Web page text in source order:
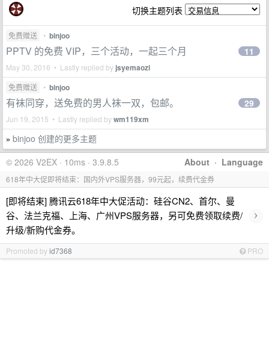
切换主题列表
免费赠送 • binjoo
PPTV 的免费 VIP，三个活动，一起三个月
May 30, 2016 • Lastly replied by jsyemaozi
11
免费赠送 • binjoo
有袜同穿，送免费的男人袜一双，包邮。
Jun 19, 2015 • Lastly replied bywm119xm
29
» binjoo 创建的更多主题
About · Language
© 2026 V2EX · 10ms · 3.9.8.5
618年中大促即将结束：国内外VPS服务器，99元起，续费代金券
[即将结束] 腾讯云618年中大促活动：硅谷CN2、首尔、曼
谷、法兰克福、上海、广州VPS服务器，另可免费领取续费/
升级/新购代金券。
›
Promoted byid7368 PRO